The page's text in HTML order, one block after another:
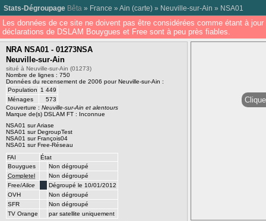
Stats-Dégroupage Bêta » France » Ain (carte) » Neuville-sur-Ain » NSA01
Les données de ce site ne doivent pas être considérées comme étant à
déclarations de DSLAM Bouygues et Free sont à peu près fiables.
NRA NSA01 - 01273NSA
Neuville-sur-Ain
situé à Neuville-sur-Ain (01273)
Nombre de lignes : 750
Données du recensement de 2006 pour Neuville-sur-Ain :
Population
1 449
Ménages
573
Couverture : Neuville-sur-Ain et alentours
Marque de(s) DSLAM FT : Inconnue
NSA01 sur Ariase
NSA01 sur DegroupTest
NSA01 sur François04
NSA01 sur Free-Réseau
FAI
État
Bouygues
Non dégroupé
Completel
Non dégroupé
Free/Alice
Dégroupé le 10/01/2012
OVH
Non dégroupé
SFR
Non dégroupé
TV Orange
par satellite uniquement